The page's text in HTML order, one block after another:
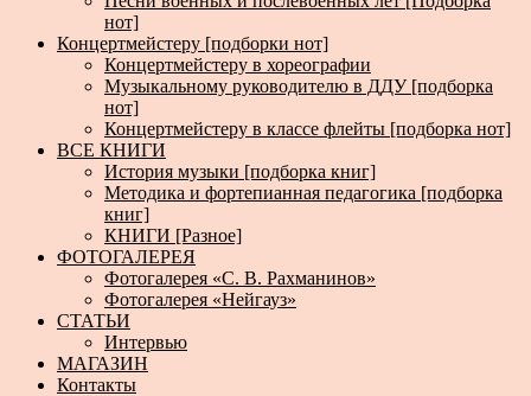
нот]
Концертмейстеру [подборки нот]
Концертмейстеру в хореографии
Музыкальному руководителю в ДДУ [подборка
нот]
Концертмейстеру в классе флейты [подборка нот]
ВСЕ КНИГИ
История музыки [подборка книг]
Методика и фортепианная педагогика [подборка
книг]
КНИГИ [Разное]
ФОТОГАЛЕРЕЯ
Фотогалерея «С. В. Рахманинов»
Фотогалерея «Нейгауз»
СТАТЬИ
Интервью
МАГАЗИН
Контакты